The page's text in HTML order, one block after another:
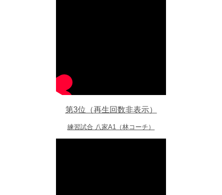
第3位（再生回数非表示）
練習試合 八家A1（林コーチ）